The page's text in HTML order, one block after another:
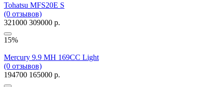
Tohatsu MFS20E S
(0 отзывов)
321000 309000 р.
15%
Mercury 9.9 MH 169CC Light
(0 отзывов)
194700 165000 р.